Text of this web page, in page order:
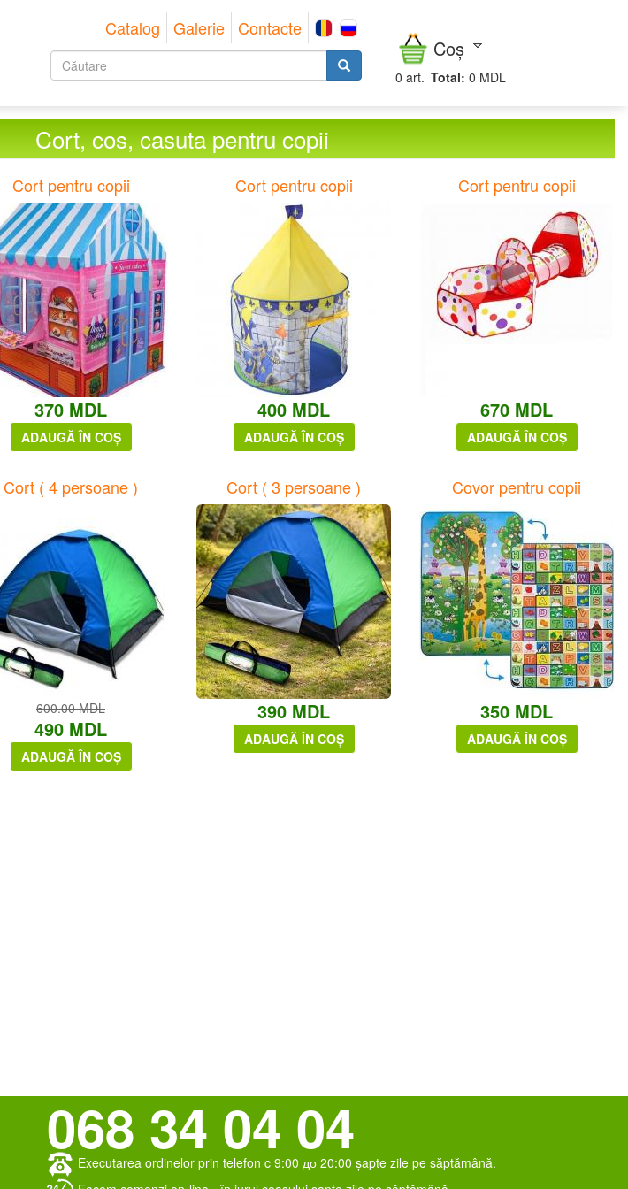
Catalog Galerie Contacte
Formular
căutare
Coș
0 art. Total: 0 MDL
Cort, cos, casuta pentru copii
Cort pentru copii
370 MDL
ADAUGĂ ÎN COȘ
Cort pentru copii
400 MDL
ADAUGĂ ÎN COȘ
Cort pentru copii
670 MDL
ADAUGĂ ÎN COȘ
Cort ( 4 persoane )
600.00 MDL
490 MDL
ADAUGĂ ÎN COȘ
Cort ( 3 persoane )
390 MDL
ADAUGĂ ÎN COȘ
Covor pentru copii
350 MDL
ADAUGĂ ÎN COȘ
068 34 04 04
Executarea ordinelor prin telefon c 9:00 до 20:00 șapte zile pe săptămână.